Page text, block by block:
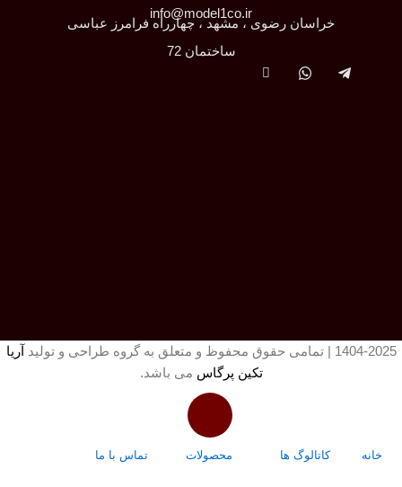
info@model1co.ir
خراسان رضوی ، مشهد ، چهارراه فرامرز عباسی
ساختمان 72
1404-2025 | تمامی حقوق محفوظ و متعلق به گروه طراحی و تولید
آریا
تکین پرگاس می باشد.
خانه کاتالوگ ها محصولات تماس با ما